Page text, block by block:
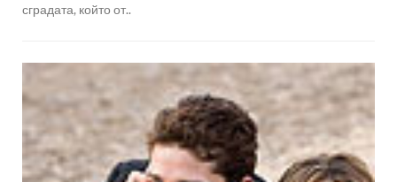
сградата, който от..